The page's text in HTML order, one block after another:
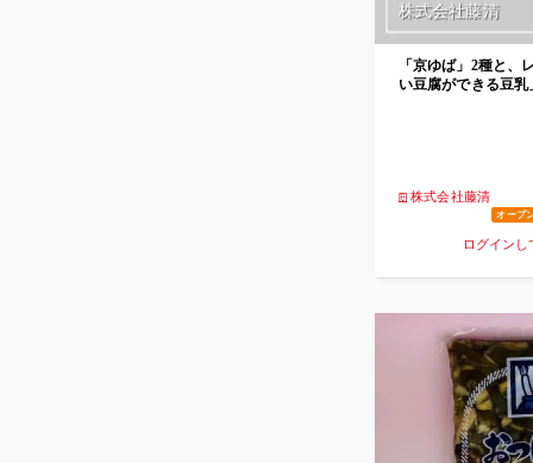
株式会社藤清
「京ゆば」2種と、
い豆腐ができる豆
株式会社藤清
オープ
ログイン